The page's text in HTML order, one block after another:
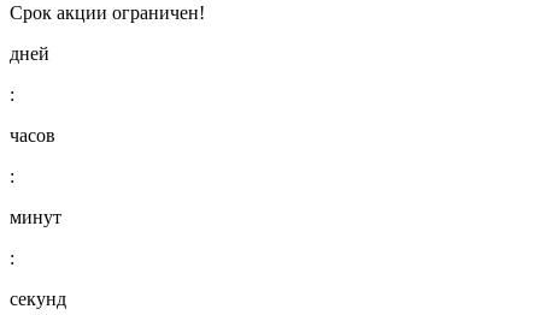
Срок акции ограничен!
дней
:
часов
:
минут
:
секунд